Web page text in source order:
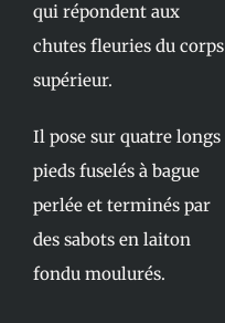
qui répondent aux
chutes fleuries du corps
supérieur.
Il pose sur quatre longs
pieds fuselés à bague
perlée et terminés par
des sabots en laiton
fondu moulurés.